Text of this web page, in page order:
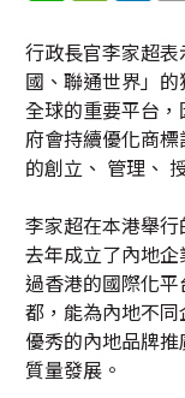
行政長官李家超
國、聯通世界」
全球的重要平台
府會持續優化商
的創立、 管理、
李家超在本港舉
去年成立了內地
過香港的國際化
都，能為內地不
優秀的內地品牌
質量發展。